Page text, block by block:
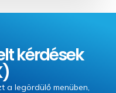
kérdések
a legördülő menüben,